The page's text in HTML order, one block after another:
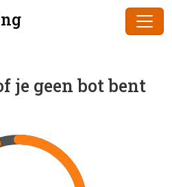
je geen bot bent